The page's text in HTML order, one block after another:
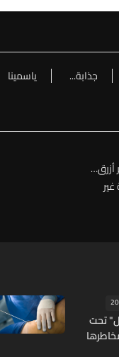
جذابة... ياسمينا
تحت